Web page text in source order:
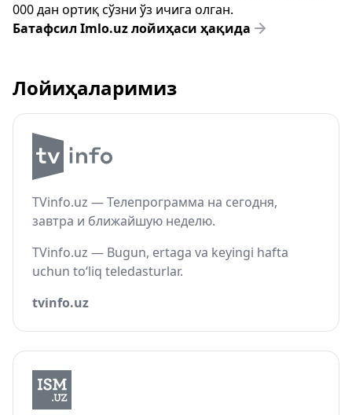
000 дан ортиқ сўзни ўз ичига олган.
Батафсил Imlo.uz лойиҳаси ҳақида
Лойиҳаларимиз
TVinfo.uz — Телепрограмма на сегодня,
завтра и ближайшую неделю.
TVinfo.uz — Bugun, ertaga va keyingi hafta
uchun to‘liq teledasturlar.
tvinfo.uz